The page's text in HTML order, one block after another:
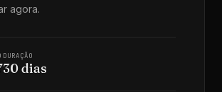
agora.
DURAÇÃO
30 dias